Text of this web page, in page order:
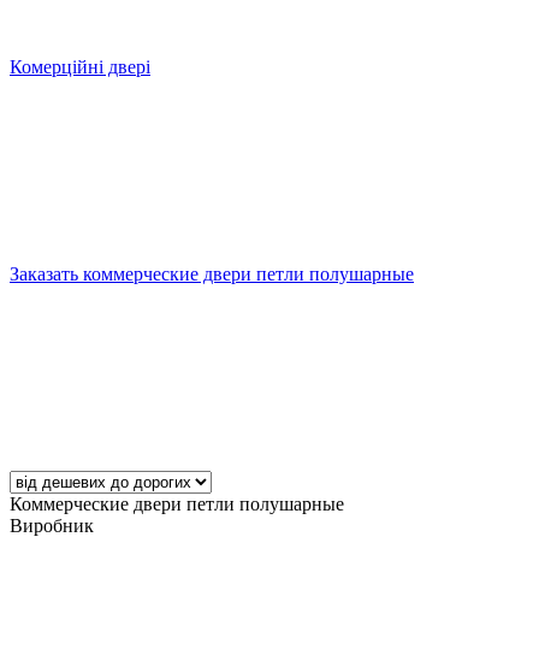
Комерційні двері
Заказать коммерческие двери петли полушарные
Коммерческие двери петли полушарные
Виробник